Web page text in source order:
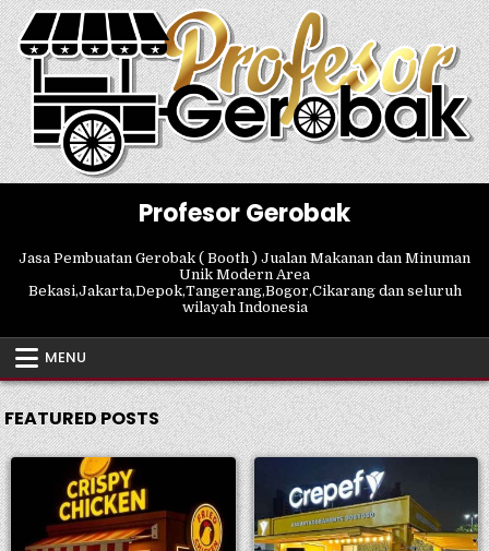
Skip
to
content
Profesor Gerobak
Jasa Pembuatan Gerobak ( Booth ) Jualan Makanan dan Minuman
Unik Modern Area
Bekasi,Jakarta,Depok,Tangerang,Bogor,Cikarang dan seluruh
wilayah Indonesia
MENU
FEATURED POSTS